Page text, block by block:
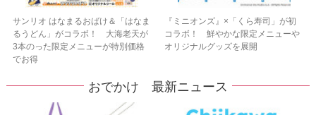
サンリオ はなまるおばけ＆「はなま
るうどん」がコラボ！ 大海老天が
3本のった限定メニューが特別価格
でお得
『ミニオンズ』×「くら寿司」が初
コラボ！ 鮮やかな限定メニューや
オリジナルグッズを展開
おでかけ 最新ニュース